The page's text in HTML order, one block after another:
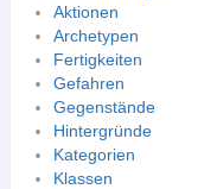
Aktionen
Archetypen
Fertigkeiten
Gefahren
Gegenstände
Hintergründe
Kategorien
Klassen